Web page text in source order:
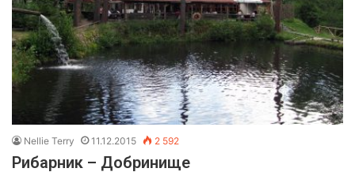
Nellie Terry 11.12.2015 2 592
Рибарник – Добринище